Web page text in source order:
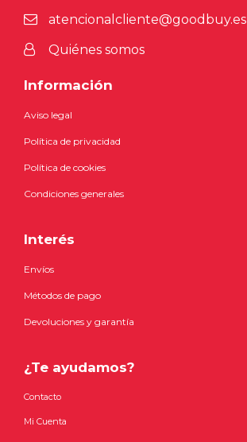
atencionalcliente@goodbuy.es
Quiénes somos
Información
Aviso legal
Política de privacidad
Política de cookies
Condiciones generales
Interés
Envíos
Métodos de pago
Devoluciones y garantía
¿Te ayudamos?
Contacto
Mi Cuenta